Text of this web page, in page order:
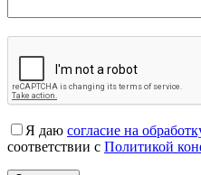
Я даю согласие на
соответствии с Политикой